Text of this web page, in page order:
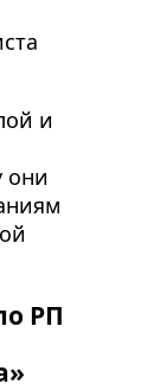
и
они
РП